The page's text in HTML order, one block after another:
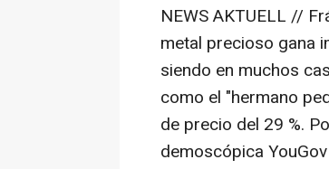
NEWS AKTUELL //
metal precioso gana
siendo en muchos
como el "hermano
de precio del 29 %.
demoscópica